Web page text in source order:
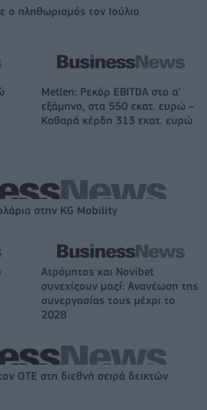
πληθωρισμός τον Ιούλιο
Metlen: Ρεκόρ EBITDA στο α'
εξάμηνο, στα 550 εκατ. ευρώ –
Καθαρά κέρδη 313 εκατ. ευρώ
στην KG Mobility
Ατρόμητος και Novibet
συνεχίζουν μαζί: Ανανέωση της
συνεργασίας τους μέχρι το
2028
ΟΤΕ στη διεθνή σειρά δεικτών